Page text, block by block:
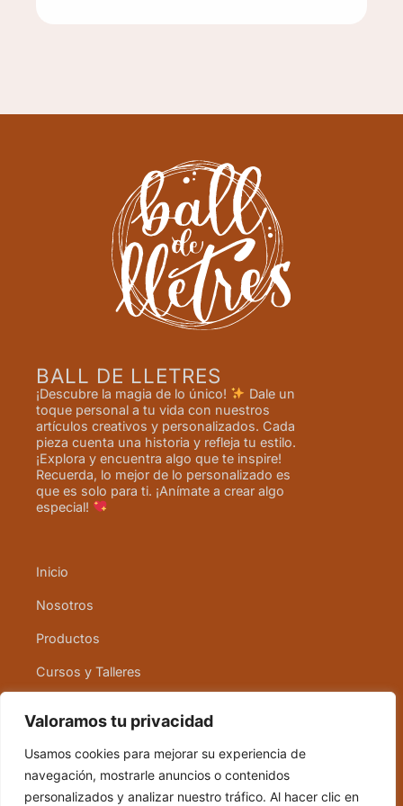
Valoramos tu privacidad
Usamos cookies para mejorar su experiencia de
navegación, mostrarle anuncios o contenidos
personalizados y analizar nuestro tráfico. Al hacer clic en
BALL DE LLETRES
¡Descubre la magia de lo único!
Dale un
toque personal a tu vida con nuestros
artículos creativos y personalizados. Cada
pieza cuenta una historia y refleja tu estilo.
¡Explora y encuentra algo que te inspire!
Recuerda, lo mejor de lo personalizado es
que es solo para ti. ¡Anímate a crear algo
especial!
Inicio
Nosotros
Productos
Cursos y Talleres
Política de cookies
Política de devolución